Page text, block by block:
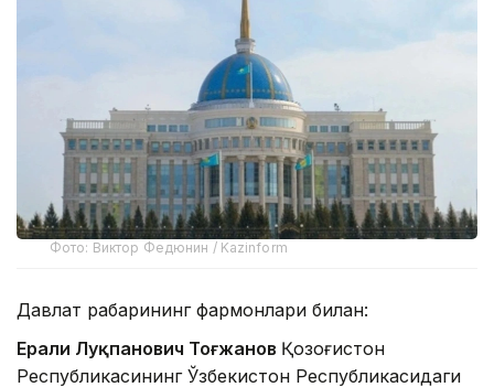
Фото: Виктор Федюнин / Kazinform
Давлат раҳбарининг фармонлари билан:
Ерали Луқпанович Тоғжанов Қозоғистон
Республикасининг Ўзбекистон Республикасидаги